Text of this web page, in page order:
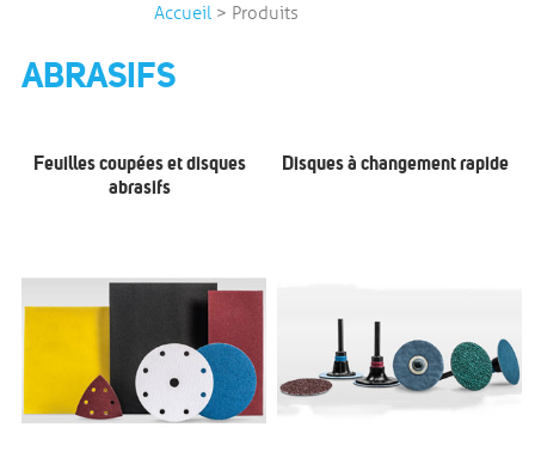
Accueil > Produits
ABRASIFS
Feuilles coupées et disques
abrasifs
Disques à changement rapide